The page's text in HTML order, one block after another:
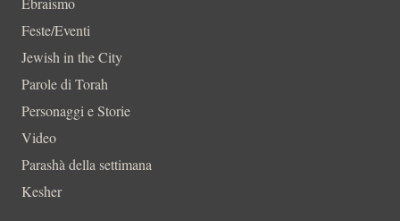
Feste/Eventi
Jewish in the City
Parole di Torah
Personaggi e Storie
Video
Parashà della settimana
Kesher